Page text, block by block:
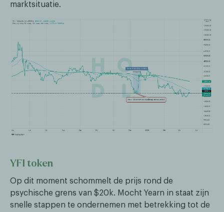
marktsituatie.
YFI token
Op dit moment schommelt de prijs rond de
psychische grens van $20k. Mocht Yearn in staat zijn
snelle stappen te ondernemen met betrekking tot de